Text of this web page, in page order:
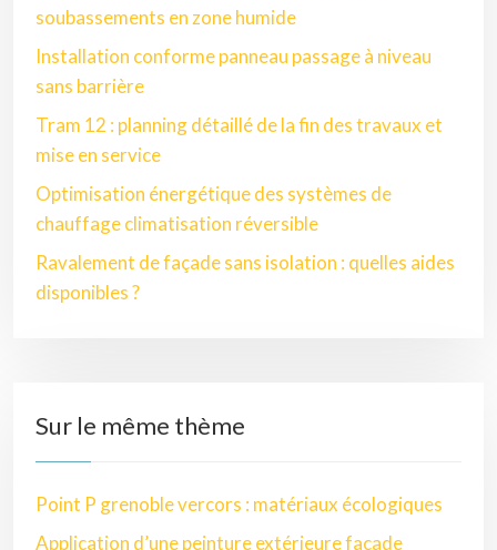
soubassements en zone humide
Installation conforme panneau passage à niveau
sans barrière
Tram 12 : planning détaillé de la fin des travaux et
mise en service
Optimisation énergétique des systèmes de
chauffage climatisation réversible
Ravalement de façade sans isolation : quelles aides
disponibles ?
Sur le même thème
Point P grenoble vercors : matériaux écologiques
Application d’une peinture extérieure façade